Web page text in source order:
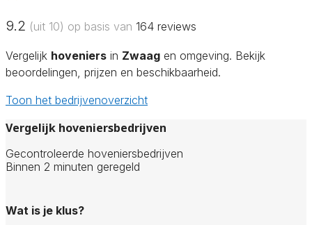
9.2 (uit 10) op basis van 164 reviews
Vergelijk hoveniers in Zwaag en omgeving. Bekijk
beoordelingen, prijzen en beschikbaarheid.
Toon het bedrijvenoverzicht
Vergelijk hoveniersbedrijven
Gecontroleerde hoveniersbedrijven
Binnen 2 minuten geregeld
Wat is je klus?